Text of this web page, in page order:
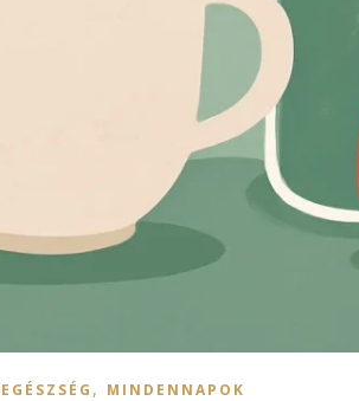
EGÉSZSÉG , MINDENNAPOK